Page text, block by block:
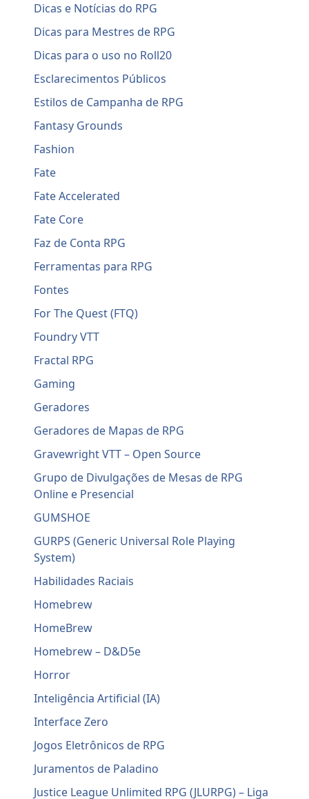
Dicas e Notícias do RPG
Dicas para Mestres de RPG
Dicas para o uso no Roll20
Esclarecimentos Públicos
Estilos de Campanha de RPG
Fantasy Grounds
Fashion
Fate
Fate Accelerated
Fate Core
Faz de Conta RPG
Ferramentas para RPG
Fontes
For The Quest (FTQ)
Foundry VTT
Fractal RPG
Gaming
Geradores
Geradores de Mapas de RPG
Gravewright VTT – Open Source
Grupo de Divulgações de Mesas de RPG
Online e Presencial
GUMSHOE
GURPS (Generic Universal Role Playing
System)
Habilidades Raciais
Homebrew
HomeBrew
Homebrew – D&D5e
Horror
Inteligência Artificial (IA)
Interface Zero
Jogos Eletrônicos de RPG
Juramentos de Paladino
Justice League Unlimited RPG (JLURPG) – Liga